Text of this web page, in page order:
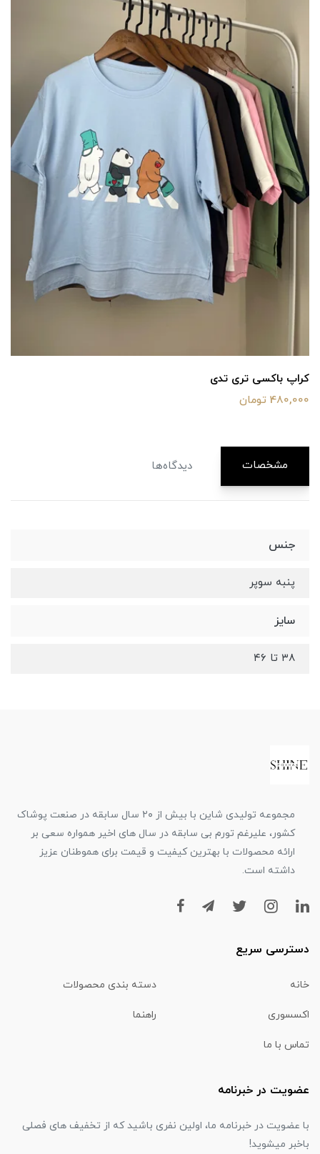
کراپ باکسی تری تدی
480,000 تومان
مشخصات دیدگاه‌ها
جنس
پنبه سوپر
سایز
۳۸ تا ۴۶
مجموعه تولیدی شاین با بیش از ۲۰ سال سابقه در صنعت پوشاک
کشور، علیرغم تورم بی سابقه در سال های اخیر همواره سعی بر
ارائه محصولات با بهترین کیفیت و قیمت برای هموطنان عزیز
داشته است.
دسترسی سریع
خانه دسته بندی محصولات
اکسسوری راهنما
تماس با ما
عضویت در خبرنامه
با عضویت در خبرنامه ما، اولین نفری باشید که از تخفیف های فصلی
باخبر میشوید!